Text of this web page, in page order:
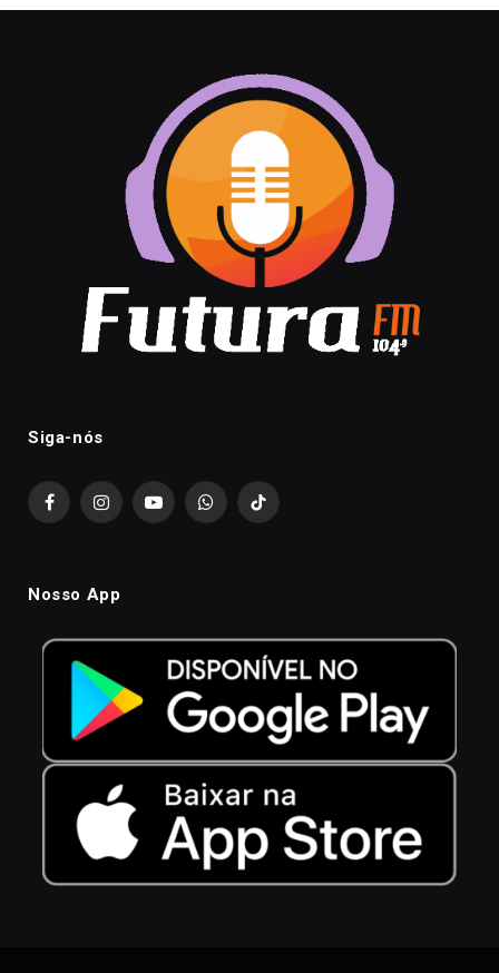
Siga-nós
FacebookInstagramYouTubeWhatsAppTikTok
Nosso App